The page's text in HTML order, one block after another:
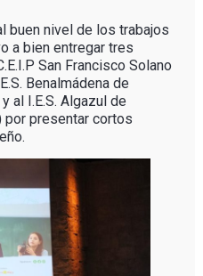
buen nivel de los trabajos
a bien entregar tres
San Francisco Solano
Benalmádena de
al I.E.S. Algazul de
por presentar cortos